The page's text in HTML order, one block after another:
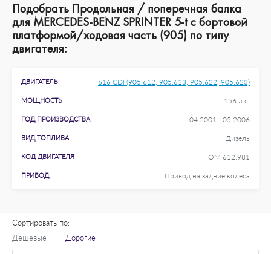
Подобрать Продольная / поперечная балка
для MERCEDES-BENZ SPRINTER 5-t c бортовой
платформой/ходовая часть (905) по типу
двигателя:
ДВИГАТЕЛЬ 616 CDI (905.612, 905.613, 905.622, 905.623)
МОЩНОСТЬ 156 л.с.
ГОД ПРОИЗВОДСТВА 04.2001 - 05.2006
ВИД ТОПЛИВА Дизель
КОД ДВИГАТЕЛЯ OM 612.981
ПРИВОД Привод на задние колеса
Сортировать по:
Дешевые
Дорогие